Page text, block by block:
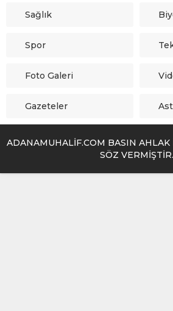
Sağlık
Spor
Foto Galeri
Gazeteler
ADANAMUHALİF.COM BASIN AHLAK
SÖZ VERMİŞTİR.